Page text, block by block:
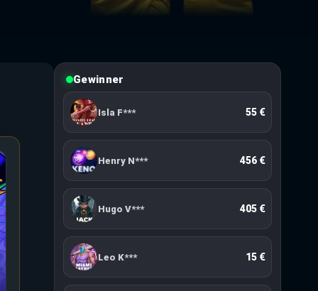
Gewinner
Mila R*** 10 €
Isla F*** 55 €
Henry N*** 456 €
Hugo V*** 405 €